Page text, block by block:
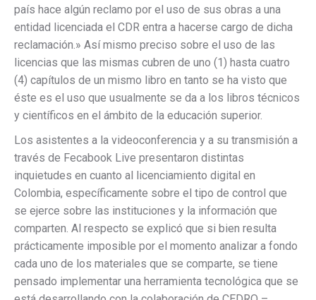
país hace algún reclamo por el uso de sus obras a una
entidad licenciada el CDR entra a hacerse cargo de dicha
reclamación.» Así mismo preciso sobre el uso de las
licencias que las mismas cubren de uno (1) hasta cuatro
(4) capítulos de un mismo libro en tanto se ha visto que
éste es el uso que usualmente se da a los libros técnicos
y científicos en el ámbito de la educación superior.
Los asistentes a la videoconferencia y a su transmisión a
través de Fecabook Live presentaron distintas
inquietudes en cuanto al licenciamiento digital en
Colombia, específicamente sobre el tipo de control que
se ejerce sobre las instituciones y la información que
comparten. Al respecto se explicó que si bien resulta
prácticamente imposible por el momento analizar a fondo
cada uno de los materiales que se comparte, se tiene
pensado implementar una herramienta tecnológica que se